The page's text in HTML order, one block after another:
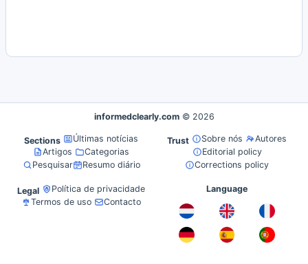
informedclearly.com © 2026
Sections
Últimas notícias
Artigos
Categorias
Pesquisar
Resumo diário
Trust Sobre nós
Autores
Editorial policy
Corrections policy
Legal
Política de privacidade
Termos de uso
Contacto
Language